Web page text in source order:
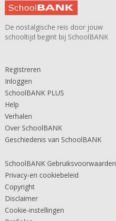
De nostalgische reis door jouw
schooltijd begint bij SchoolBANK
Registreren
Inloggen
SchoolBANK PLUS
Help
Verhalen
Over SchoolBANK
Geschiedenis van SchoolBANK
SchoolBANK Gebruiksvoorwaarden
Privacy-en cookiebeleid
Copyright
Disclaimer
Cookie-instellingen